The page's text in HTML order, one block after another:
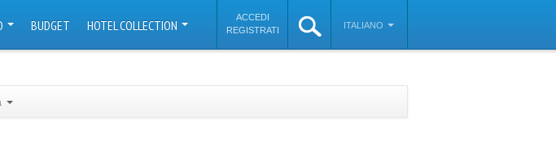
BUDGET HOTEL COLLECTION
ACCEDI
REGISTRATI
ITALIANO